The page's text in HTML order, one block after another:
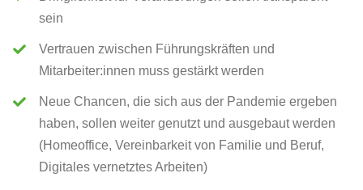
sein
Vertrauen zwischen Führungskräften und
Mitarbeiter:innen muss gestärkt werden
Neue Chancen, die sich aus der Pandemie ergeben
haben, sollen weiter genutzt und ausgebaut werden
(Homeoffice, Vereinbarkeit von Familie und Beruf,
Digitales vernetztes Arbeiten)